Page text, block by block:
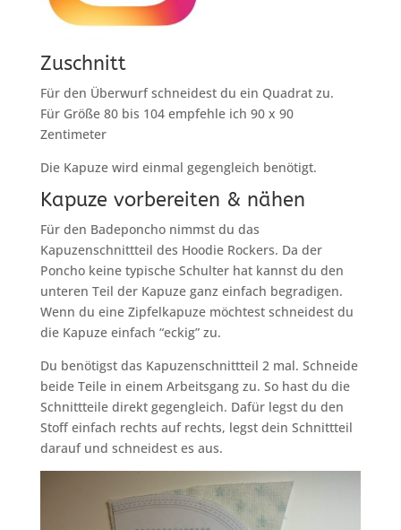
Zuschnitt
Für den Überwurf schneidest du ein Quadrat zu.
Für Größe 80 bis 104 empfehle ich 90 x 90
Zentimeter
Die Kapuze wird einmal gegengleich benötigt.
Kapuze vorbereiten & nähen
Für den Badeponcho nimmst du das
Kapuzenschnittteil des Hoodie Rockers. Da der
Poncho keine typische Schulter hat kannst du den
unteren Teil der Kapuze ganz einfach begradigen.
Wenn du eine Zipfelkapuze möchtest schneidest du
die Kapuze einfach “eckig” zu.
Du benötigst das Kapuzenschnittteil 2 mal. Schneide
beide Teile in einem Arbeitsgang zu. So hast du die
Schnittteile direkt gegengleich. Dafür legst du den
Stoff einfach rechts auf rechts, legst dein Schnittteil
darauf und schneidest es aus.